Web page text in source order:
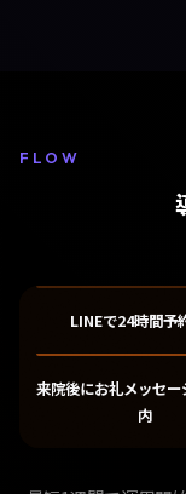
FLOW
LINEで24時間予
来院後にお礼メッセ
内